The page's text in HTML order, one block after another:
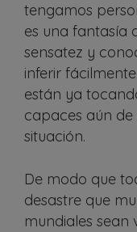
tengamos
es una fantasía
sensatez y
inferir
están ya
capaces aún
situación.
De modo que
desastre que
mundiales sean